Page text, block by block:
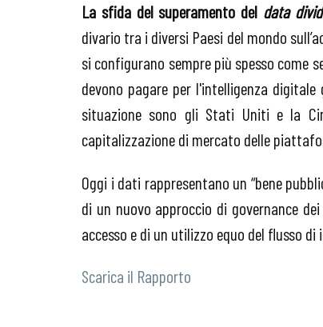
La sfida del superamento del data
divario tra i diversi Paesi del mondo
si configurano sempre più spesso
devono pagare per l'intelligenza
situazione sono gli Stati Uniti e la
capitalizzazione di mercato delle
Oggi i dati rappresentano un “bene
di un nuovo approccio di governance
accesso e di un utilizzo equo del flusso di
Scarica il Rapporto